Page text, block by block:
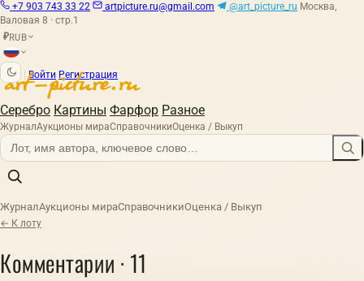
+7 903 743 33 22 artpicture.ru@gmail.com @art_picture_ru Москва,
Валовая 8 · стр.1
₽RUB
Войти Регистрация
Серебро Картины Фарфор Разное
ЖурналАукционы мираСправочникиОценка / Выкуп
ЖурналАукционы мираСправочникиОценка / Выкуп
← К лоту
Комментарии · 11